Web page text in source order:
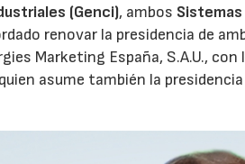
(Genci), ambos
renovar la presidencia de
Marketing España, S.A.U.,
asume también la